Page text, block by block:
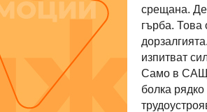
срещана.
гърба. Това
изпитват
Само в САЩ
болка